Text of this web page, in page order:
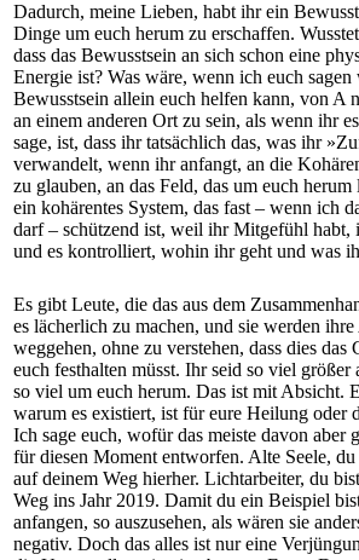
Dadurch, meine Lieben, habt ihr ein
Dinge um euch herum zu erschaffen.
dass das Bewusstsein an sich schon eine
Energie ist? Was wäre, wenn ich euch sagen
Bewusstsein allein euch helfen kann, von A
an einem anderen Ort zu sein, als wenn ihr
sage, ist, dass ihr tatsächlich das, was ihr
verwandelt, wenn ihr anfangt, an die
zu glauben, an das Feld, das um euch
ein kohärentes System, das fast – wenn ich
darf – schützend ist, weil ihr Mitgefühl habt,
und es kontrolliert, wohin ihr geht und was
Es gibt Leute, die das aus dem
es lächerlich zu machen, und sie werden
weggehen, ohne zu verstehen, dass dies das
euch festhalten müsst. Ihr seid so viel
so viel um euch herum. Das ist mit Absicht.
warum es existiert, ist für eure Heilung oder
Ich sage euch, wofür das meiste davon aber
für diesen Moment entworfen. Alte Seele, du
auf deinem Weg hierher. Lichtarbeiter, du
Weg ins Jahr 2019. Damit du ein Beispiel
anfangen, so auszusehen, als wären sie
negativ. Doch das alles ist nur eine